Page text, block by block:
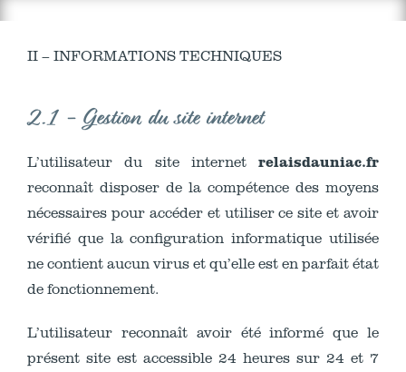
II – INFORMATIONS TECHNIQUES
2.1 - Gestion du site internet
L’utilisateur du site internet relaisdauniac.fr
reconnaît disposer de la compétence des moyens
nécessaires pour accéder et utiliser ce site et avoir
vérifié que la configuration informatique utilisée
ne contient aucun virus et qu’elle est en parfait état
de fonctionnement.
L’utilisateur reconnaît avoir été informé que le
présent site est accessible 24 heures sur 24 et 7